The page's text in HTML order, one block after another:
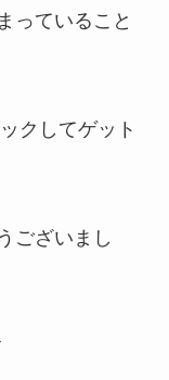
っていること
クしてゲット
ございまし